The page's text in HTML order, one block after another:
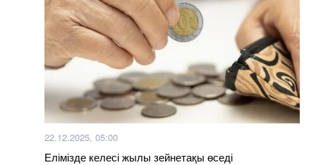
22.12.2025, 05:00
Елімізде келесі жылы зейнетақы өседі